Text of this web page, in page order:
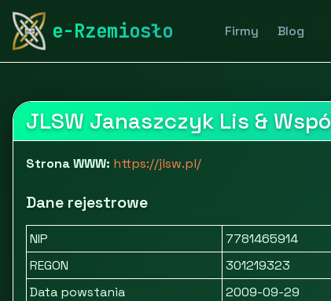
e-Rzemiosło Firmy Blog
rymarstwo-poznan.pl
JLSW Janaszczyk Lis &
Strona WWW: https://jlsw.pl/
Dane rejestrowe
NIP
7781465914
REGON
301219323
Data powstania
2009-09-29